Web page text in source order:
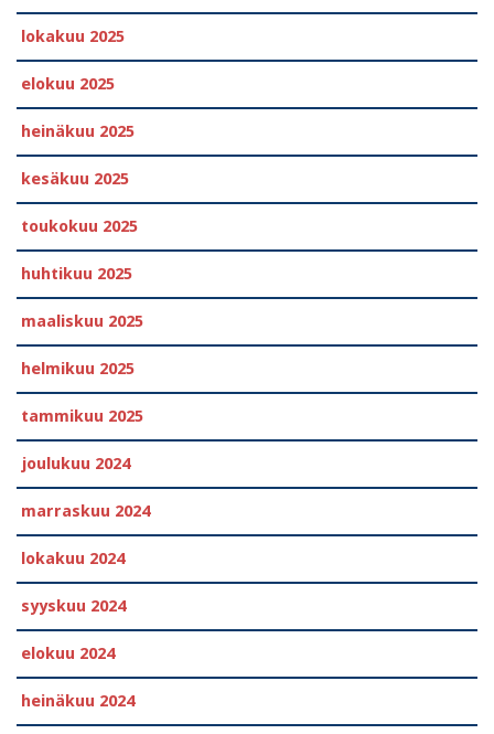
lokakuu 2025
elokuu 2025
heinäkuu 2025
kesäkuu 2025
toukokuu 2025
huhtikuu 2025
maaliskuu 2025
helmikuu 2025
tammikuu 2025
joulukuu 2024
marraskuu 2024
lokakuu 2024
syyskuu 2024
elokuu 2024
heinäkuu 2024